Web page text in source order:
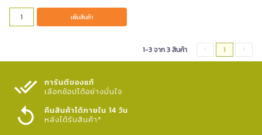
เพิ่มสินค้า
1-3 จาก 3 สินค้า 1
การันตีของแท้
เลือกช้อปได้อย่างมั่นใจ​
คืนสินค้าได้ภายใน 14 วัน
หลังได้รับสินค้า*